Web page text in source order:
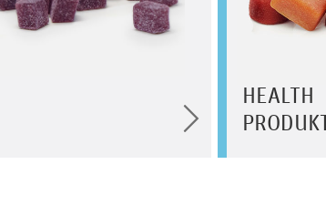
HEALTH